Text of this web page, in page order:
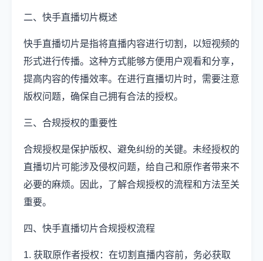
二、快手直播切片概述
快手直播切片是指将直播内容进行切割，以短视频的
形式进行传播。这种方式能够方便用户观看和分享，
提高内容的传播效率。在进行直播切片时，需要注意
版权问题，确保自己拥有合法的授权。
三、合规授权的重要性
合规授权是保护版权、避免纠纷的关键。未经授权的
直播切片可能涉及侵权问题，给自己和原作者带来不
必要的麻烦。因此，了解合规授权的流程和方法至关
重要。
四、快手直播切片合规授权流程
1. 获取原作者授权：在切割直播内容前，务必获取